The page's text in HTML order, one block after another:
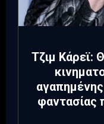
Τζιμ Κάρεϊ:
φαντασίας